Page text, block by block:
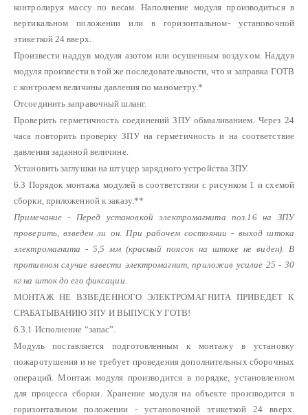
контролируя массу по весам. Наполнение модуля производиться в
вертикальном положении или в горизонтальном- установочной
этикеткой 24 вверх.
Произвести наддув модуля азотом или осушенным воздухом. Наддув
модуля произвести в той же последовательности, что и заправка ГОТВ
с контролем величины давления по манометру.*
Отсоединить заправочный шланг.
Проверить герметичность соединений ЗПУ обмыливанием. Через 24
часа повторить проверку ЗПУ на герметичность и на соответствие
давления заданной величине.
Установить заглушки на штуцер зарядного устройства ЗПУ.
6.3 Порядок монтажа модулей в соответствии с рисунком 1 и схемой
сборки, приложенной к заказу.**
Примечание - Перед установкой электромагнита поз.16 на ЗПУ
проверить,взведен ли он. При рабочем состоянии - выход штока
электромагнита - 5,5 мм (красный поясок на штоке не виден). В
противном случае взвести электромагнит, приложив усилие 25 - 30
кг на шток до его фиксации.
МОНТАЖ НЕ ВЗВЕДЕННОГО ЭЛЕКТРОМАГНИТА ПРИВЕДЕТ К
СРАБАТЫВАНИЮ ЗПУ И ВЫПУСКУ ГОТВ!
6.3.1 Исполнение “запас”.
Модуль поставляется подготовленным к монтажу в установку
пожаротушения и не требует проведения дополнительных сборочных
операций. Монтаж модуля производится в порядке, установленном
для процесса сборки. Хранение модуля на объекте производится в
горизонтальном положении - установочной этикеткой 24 вверх.